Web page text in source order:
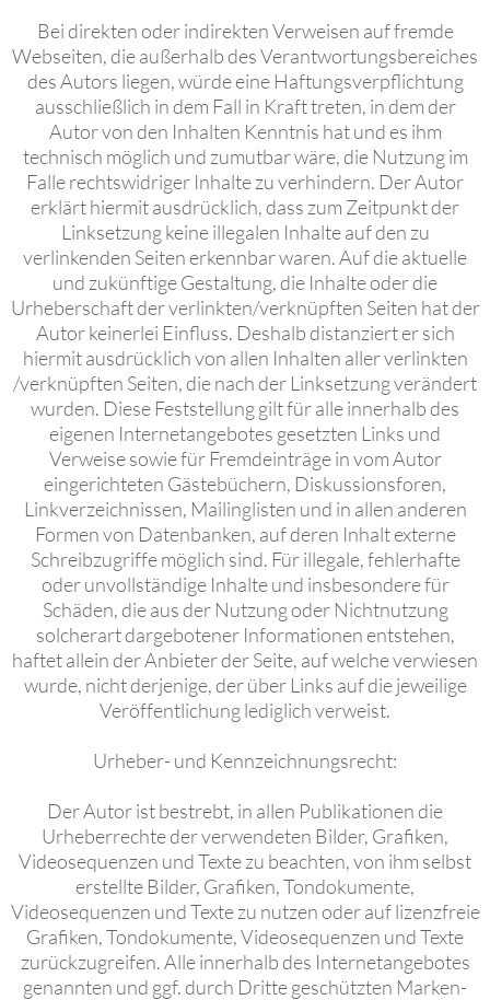
Bei direkten oder indirekten Verweisen auf fremde
Webseiten, die außerhalb des Verantwortungsbereiches
des Autors liegen, würde eine Haftungsverpflichtung
ausschließlich in dem Fall in Kraft treten, in dem der
Autor von den Inhalten Kenntnis hat und es ihm
technisch möglich und zumutbar wäre, die Nutzung im
Falle rechtswidriger Inhalte zu verhindern. Der Autor
erklärt hiermit ausdrücklich, dass zum Zeitpunkt der
Linksetzung keine illegalen Inhalte auf den zu
verlinkenden Seiten erkennbar waren. Auf die aktuelle
und zukünftige Gestaltung, die Inhalte oder die
Urheberschaft der verlinkten/verknüpften Seiten hat der
Autor keinerlei Einfluss. Deshalb distanziert er sich
hiermit ausdrücklich von allen Inhalten aller verlinkten
/verknüpften Seiten, die nach der Linksetzung verändert
wurden. Diese Feststellung gilt für alle innerhalb des
eigenen Internetangebotes gesetzten Links und
Verweise sowie für Fremdeinträge in vom Autor
eingerichteten Gästebüchern, Diskussionsforen,
Linkverzeichnissen, Mailinglisten und in allen anderen
Formen von Datenbanken, auf deren Inhalt externe
Schreibzugriffe möglich sind. Für illegale, fehlerhafte
oder unvollständige Inhalte und insbesondere für
Schäden, die aus der Nutzung oder Nichtnutzung
solcherart dargebotener Informationen entstehen,
haftet allein der Anbieter der Seite, auf welche verwiesen
wurde, nicht derjenige, der über Links auf die jeweilige
Veröffentlichung lediglich verweist.
Urheber- und Kennzeichnungsrecht:
Der Autor ist bestrebt, in allen Publikationen die
Urheberrechte der verwendeten Bilder, Grafiken,
Videosequenzen und Texte zu beachten, von ihm selbst
erstellte Bilder, Grafiken, Tondokumente,
Videosequenzen und Texte zu nutzen oder auf lizenzfreie
Grafiken, Tondokumente, Videosequenzen und Texte
zurückzugreifen. Alle innerhalb des Internetangebotes
genannten und ggf. durch Dritte geschützten Marken-